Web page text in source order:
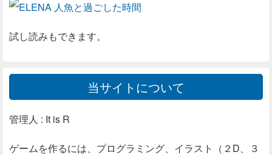
試し読みもできます。
当サイトについて
管理人 : It is R
ゲームを作るには、プログラミング、イラスト（２D、３